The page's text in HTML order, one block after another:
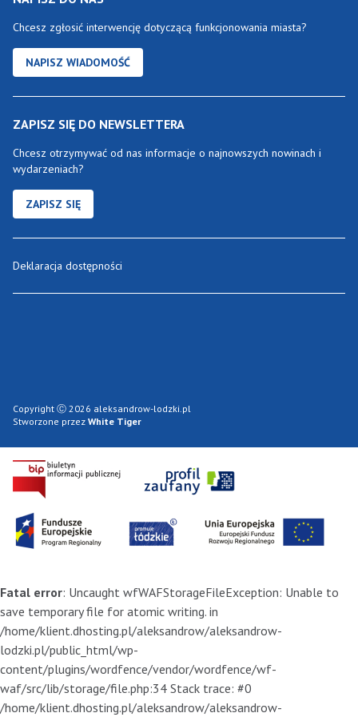
Chcesz zgłosić interwencję dotyczącą funkcjonowania miasta?
NAPISZ WIADOMOŚĆ
ZAPISZ SIĘ DO NEWSLETTERA
Chcesz otrzymywać od nas informacje o najnowszych nowinach i
wydarzeniach?
ZAPISZ SIĘ
Deklaracja dostępności
Copyright Ⓒ 2026 aleksandrow-lodzki.pl
Stworzone przez White Tiger
Fatal error: Uncaught wfWAFStorageFileException: Unable to
save temporary file for atomic writing. in
/home/klient.dhosting.pl/aleksandrow/aleksandrow-
lodzki.pl/public_html/wp-
content/plugins/wordfence/vendor/wordfence/wf-
waf/src/lib/storage/file.php:34 Stack trace: #0
/home/klient.dhosting.pl/aleksandrow/aleksandrow-